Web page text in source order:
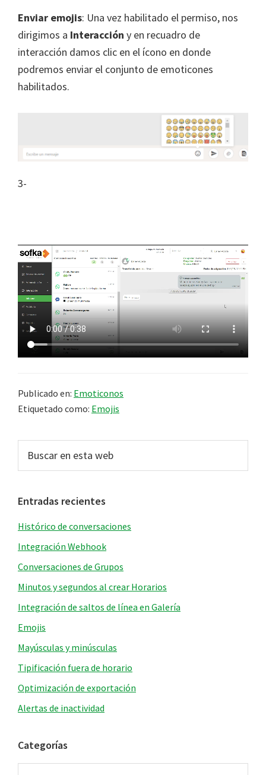
Enviar emojis: Una vez habilitado el permiso, nos
dirigimos a Interacción y en recuadro de
interacción damos clic en el ícono en donde
podremos enviar el conjunto de emoticones
habilitados.
3-
Publicado en: Emoticonos
Etiquetado como: Emojis
Barra
lateral
esta
Entradas recientes
Histórico de conversaciones
Integración Webhook
Conversaciones de Grupos
Minutos y segundos al crear Horarios
Integración de saltos de línea en Galería
Emojis
Mayúsculas y minúsculas
Tipificación fuera de horario
Optimización de exportación
Alertas de inactividad
Categorías